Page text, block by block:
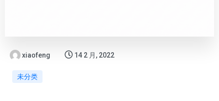
xiaofeng 14 2 月, 2022
未分类